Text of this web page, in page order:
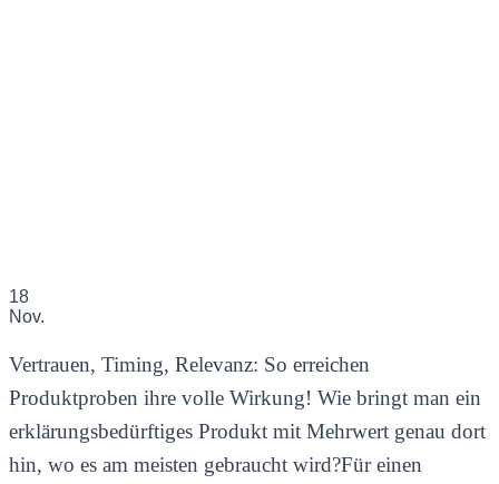
18
Nov.
Vertrauen, Timing, Relevanz: So erreichen
Produktproben ihre volle Wirkung! Wie bringt man ein
erklärungsbedürftiges Produkt mit Mehrwert genau dort
hin, wo es am meisten gebraucht wird?Für einen